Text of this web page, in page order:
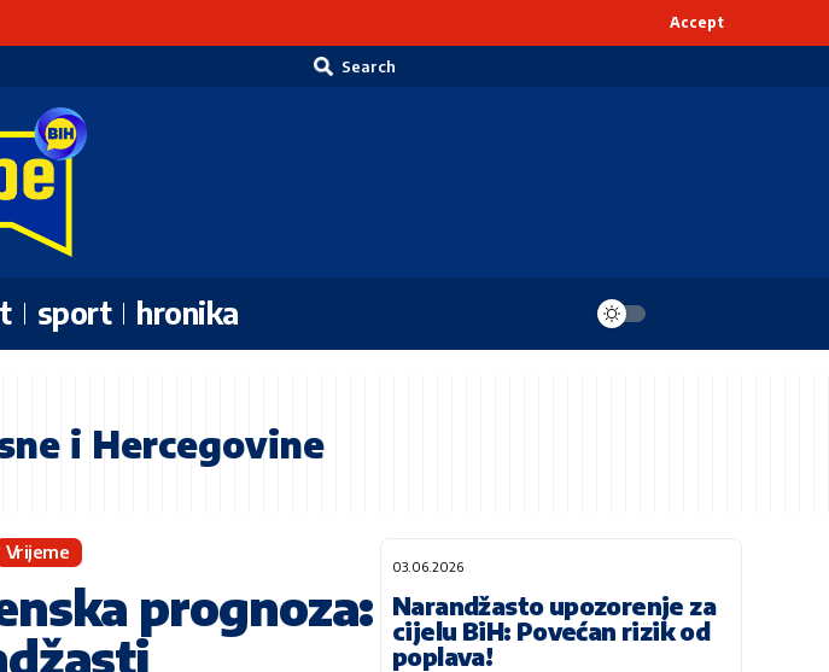
Accept
Search
sport hronika
i Hercegovine
Vrijeme
prognoza:
03.06.2026
Narandžasto upozorenje za
cijelu BiH: Povećan rizik od
poplava!